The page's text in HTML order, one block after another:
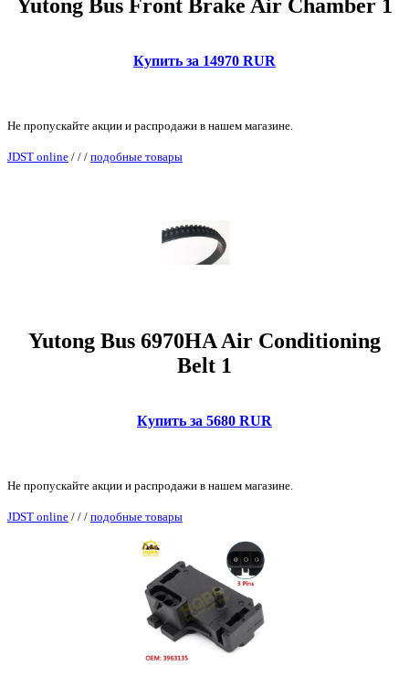
Yutong Bus Front Brake Air Chamber 1
Купить за 14970 RUR
Не пропускайте акции и распродажи в нашем магазине.
JDST online / / / подобные товары
Yutong Bus 6970HA Air Conditioning
Belt 1
Купить за 5680 RUR
Не пропускайте акции и распродажи в нашем магазине.
JDST online / / / подобные товары